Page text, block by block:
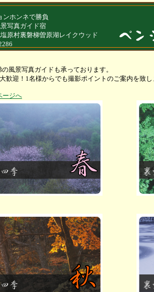
ンホンネで勝負
写真ガイド宿
原村裏磐梯曽原湖レイクウッド
風景写真ガイドも承っております。
歓迎！1名様からでも撮影ポイントのご案内を致し
ージへ